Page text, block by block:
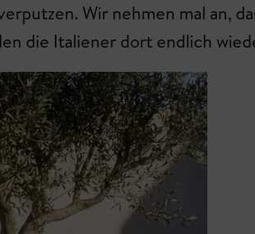
Wir nehmen mal an,
die Italiener dort endlich